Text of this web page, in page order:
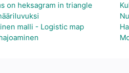
on heksagram in triangle
malli - Logistic map